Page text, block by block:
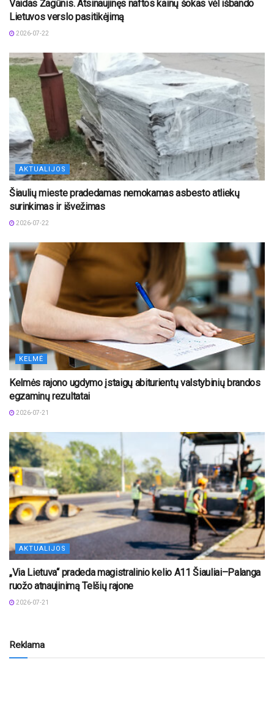
Vaidas Žagūnis. Atsinaujinęs naftos kainų šokas vėl išbando
Lietuvos verslo pasitikėjimą
2026-07-22
AKTUALIJOS
Šiaulių mieste pradedamas nemokamas asbesto atliekų
surinkimas ir išvežimas
2026-07-22
KELMĖ
Kelmės rajono ugdymo įstaigų abiturientų valstybinių brandos
egzaminų rezultatai
2026-07-21
AKTUALIJOS
„Via Lietuva“ pradeda magistralinio kelio A11 Šiauliai–Palanga
ruožo atnaujinimą Telšių rajone
2026-07-21
Reklama